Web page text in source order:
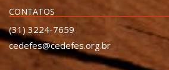
CONTATOS
(31) 3224-7659
cedefes@cedefes.org.br